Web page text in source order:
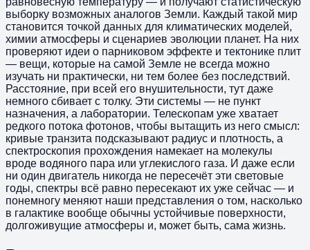
выборку возможных аналогов Земли. Каждый такой мир
становится точкой данных для климатических моделей,
химии атмосферы и сценариев эволюции планет. На них
проверяют идеи о парниковом эффекте и тектонике плит
— вещи, которые на самой Земле не всегда можно
изучать ни практически, ни тем более без последствий.
Расстояние, при всей его внушительности, тут даже
немного сбивает с толку. Эти системы — не пункт
назначения, а лаборатории. Телескопам уже хватает
редкого потока фотонов, чтобы вытащить из него смысл:
кривые транзита подсказывают радиус и плотность, а
спектроскопия прохождения намекает на молекулы
вроде водяного пара или углекислого газа. И даже если
ни один двигатель никогда не пересечёт эти световые
годы, спектры всё равно пересекают их уже сейчас — и
понемногу меняют наши представления о том, насколько
в галактике вообще обычны устойчивые поверхности,
долгоживущие атмосферы и, может быть, сама жизнь.